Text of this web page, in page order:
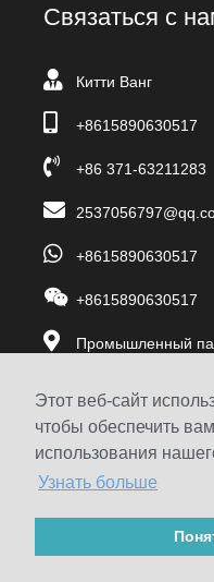
Этот веб-сайт
чтобы обеспечить
использования
Узнать больше
Связаться с
Китти Ванг
+8615890630517
+86 371-63211283
+8615890630517
+8615890630517
Промышленный
© 1999-2020